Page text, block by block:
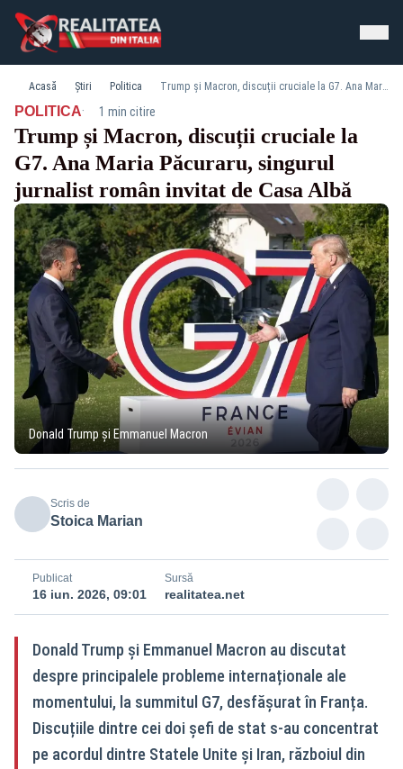
Acasă Știri Politica Trump și Macron, discuții cruciale la G7. Ana Maria Păcuraru, singurul jurnalist român invitat de Casa Albă
POLITICA· 1 min citire
Trump și Macron, discuții cruciale la
G7. Ana Maria Păcuraru, singurul
jurnalist român invitat de Casa Albă
Donald Trump și Emmanuel Macron
Scris de
Stoica Marian
Publicat
16 iun. 2026, 09:01
Sursă
realitatea.net
Donald Trump și Emmanuel Macron au discutat
despre principalele probleme internaționale ale
momentului, la summitul G7, desfășurat în Franța.
Discuțiile dintre cei doi șefi de stat s-au concentrat
pe acordul dintre Statele Unite și Iran, războiul din